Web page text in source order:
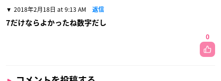
2018年2月18日 at 9:13 AM 返信
7だけならよかったね数字だし
0